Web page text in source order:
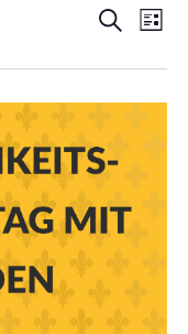
UND
Suche
Liste